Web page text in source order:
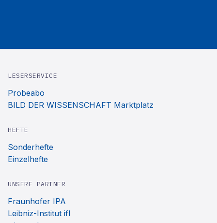
LESERSERVICE
Probeabo
BILD DER WISSENSCHAFT Marktplatz
HEFTE
Sonderhefte
Einzelhefte
UNSERE PARTNER
Fraunhofer IPA
Leibniz-Institut ifl